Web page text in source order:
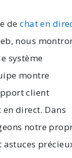
dechat en
nous
système
montre
client
direct. Dans
notre
astuces